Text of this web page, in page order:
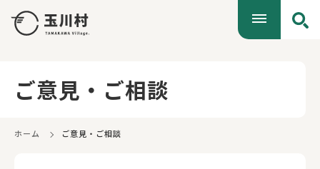
ご意見・ご相談
ホーム ご意見・ご相談